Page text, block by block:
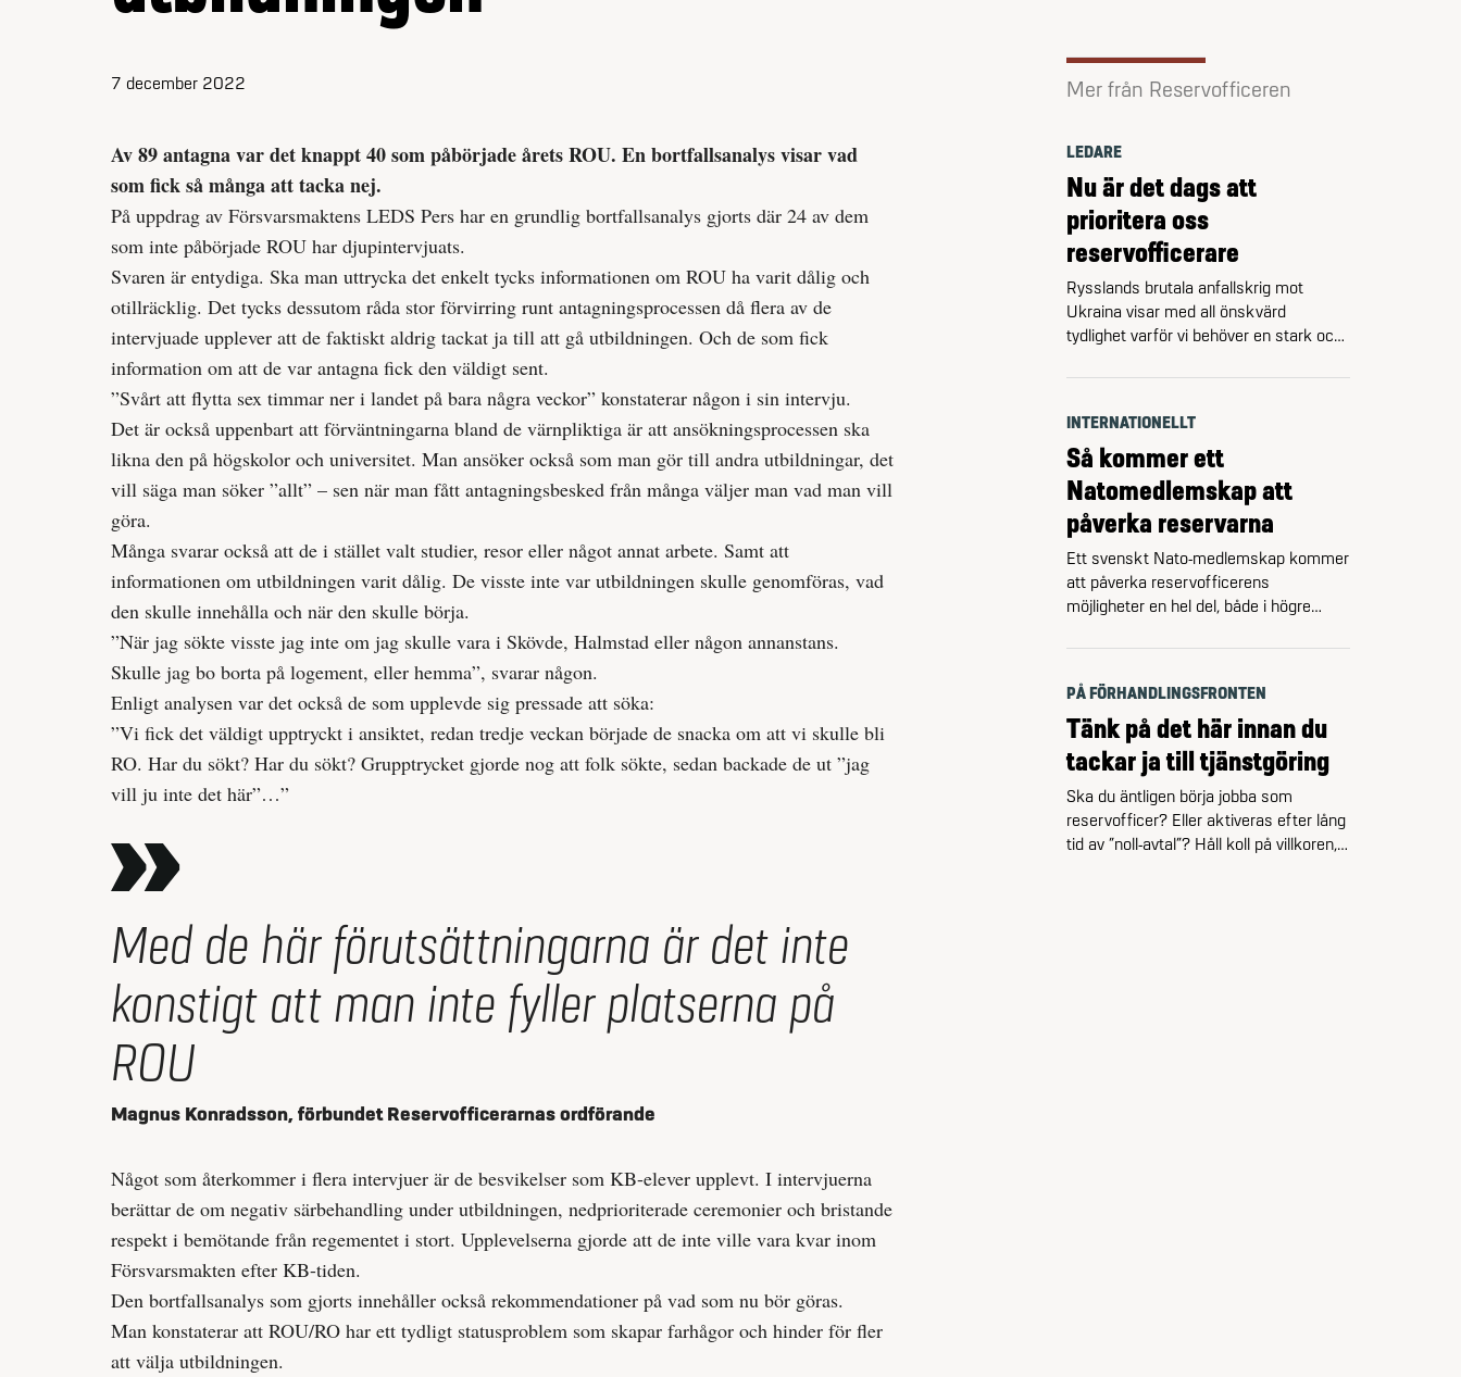
7 december 2022
Av 89 antagna var det knappt 40 som påbörjade årets ROU. En bortfallsanalys visar vad
som fick så många att tacka nej.
På uppdrag av Försvarsmaktens LEDS Pers har en grundlig bortfallsanalys gjorts där 24 av dem
som inte påbörjade ROU har djupintervjuats.
Svaren är entydiga. Ska man uttrycka det enkelt tycks informationen om ROU ha varit dålig och
otillräcklig. Det tycks dessutom råda stor förvirring runt antagningsprocessen då flera av de
intervjuade upplever att de faktiskt aldrig tackat ja till att gå utbildningen. Och de som fick
information om att de var antagna fick den väldigt sent.
”Svårt att flytta sex timmar ner i landet på bara några veckor” konstaterar någon i sin intervju.
Det är också uppenbart att förväntningarna bland de värnpliktiga är att ansökningsprocessen ska
likna den på högskolor och universitet. Man ansöker också som man gör till andra utbildningar, det
vill säga man söker ”allt” – sen när man fått antagningsbesked från många väljer man vad man vill
göra.
Många svarar också att de i stället valt studier, resor eller något annat arbete. Samt att
informationen om utbildningen varit dålig. De visste inte var utbildningen skulle genomföras, vad
den skulle innehålla och när den skulle börja.
”När jag sökte visste jag inte om jag skulle vara i Skövde, Halmstad eller någon annanstans.
Skulle jag bo borta på logement, eller hemma”, svarar någon.
Enligt analysen var det också de som upplevde sig pressade att söka:
”Vi fick det väldigt upptryckt i ansiktet, redan tredje veckan började de snacka om att vi skulle bli
RO. Har du sökt? Har du sökt? Grupptrycket gjorde nog att folk sökte, sedan backade de ut ”jag
vill ju inte det här”…”
Med de här förutsättningarna är det inte
konstigt att man inte fyller platserna på
ROU
Magnus Konradsson, förbundet Reservofficerarnas ordförande
Något som återkommer i flera intervjuer är de besvikelser som KB-elever upplevt. I intervjuerna
berättar de om negativ särbehandling under utbildningen, nedprioriterade ceremonier och bristande
respekt i bemötande från regementet i stort. Upplevelserna gjorde att de inte ville vara kvar inom
Försvarsmakten efter KB-tiden.
Den bortfallsanalys som gjorts innehåller också rekommendationer på vad som nu bör göras.
Man konstaterar att ROU/RO har ett tydligt statusproblem som skapar farhågor och hinder för fler
att välja utbildningen.
Mer från Reservofficeren
LEDARE
Nu är det dags att
prioritera oss
reservofficerare
Rysslands brutala anfallskrig mot
Ukraina visar med all önskvärd
tydlighet varför vi behöver en stark och
Sverige. Ukraina har på sju år lyckats
artilleribrigader. Det går alltså att
tillväxa, och att göra det snabbt.
Förutsatt att man prioriterar.
Riksrevisionen kritiserade i början …
INTERNATIONELLT
Så kommer ett
Natomedlemskap att
påverka reservarna
Ett svenskt Nato-medlemskap kommer
att påverka reservofficerens
möjligheter en hel del, både i högre
genom att det visar det på den
är stor. – Den goda nyheten för oss
reservofficerare som är aktiva är att
det ytterligare kommer öka
möjligheterna till tjänstgöring,
konstaterar …
PÅ FÖRHANDLINGSFRONTEN
Tänk på det här innan du
tackar ja till tjänstgöring
Ska du äntligen börja jobba som
reservofficer? Eller aktiveras efter lång
tid av ”noll-avtal”? Håll koll på villkoren,